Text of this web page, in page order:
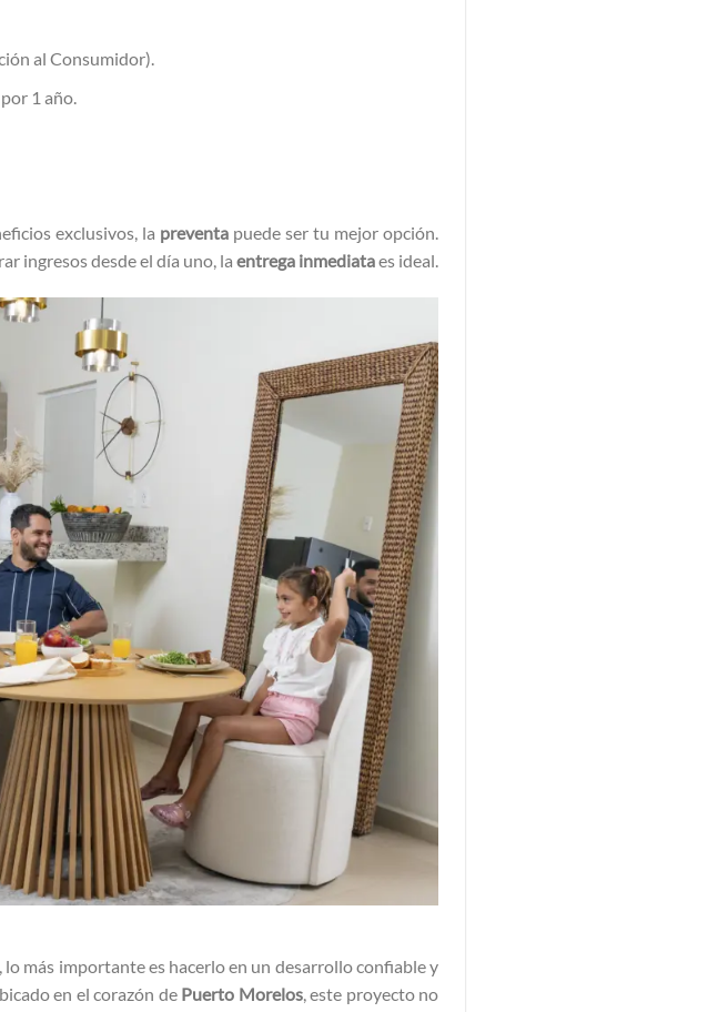
al Consumidor).
1 año.
exclusivos, la preventa puede ser tu mejor opción.
ingresos desde el día uno, la entrega inmediataes ideal.
más importante es hacerlo en un desarrollo confiable y
en el corazón de Puerto Morelos, este proyecto no